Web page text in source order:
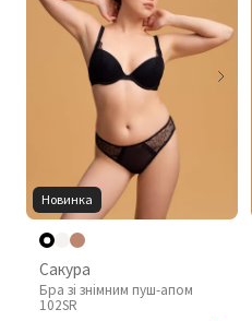
Новинка
Сакура
Бра зі знімним пуш-апом
102SR